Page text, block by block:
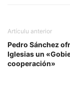
Artículu anterior
Pedro Sánchez
Iglesias un
cooperación»